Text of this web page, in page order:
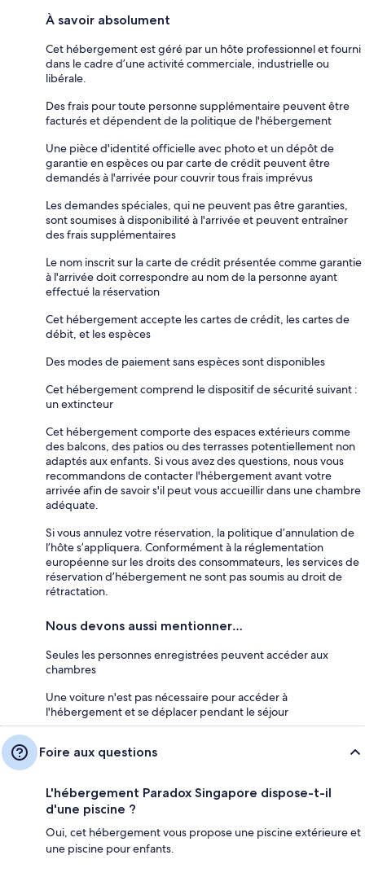
À savoir absolument
Cet hébergement est géré par un hôte professionnel et fourni
dans le cadre d’une activité commerciale, industrielle ou
libérale.
Des frais pour toute personne supplémentaire peuvent être
facturés et dépendent de la politique de l'hébergement
Une pièce d'identité officielle avec photo et un dépôt de
garantie en espèces ou par carte de crédit peuvent être
demandés à l'arrivée pour couvrir tous frais imprévus
Les demandes spéciales, qui ne peuvent pas être garanties,
sont soumises à disponibilité à l'arrivée et peuvent entraîner
des frais supplémentaires
Le nom inscrit sur la carte de crédit présentée comme garantie
à l'arrivée doit correspondre au nom de la personne ayant
effectué la réservation
Cet hébergement accepte les cartes de crédit, les cartes de
débit, et les espèces
Des modes de paiement sans espèces sont disponibles
Cet hébergement comprend le dispositif de sécurité suivant :
un extincteur
Cet hébergement comporte des espaces extérieurs comme
des balcons, des patios ou des terrasses potentiellement non
adaptés aux enfants. Si vous avez des questions, nous vous
recommandons de contacter l'hébergement avant votre
arrivée afin de savoir s'il peut vous accueillir dans une chambre
adéquate.
Si vous annulez votre réservation, la politique d’annulation de
l’hôte s’appliquera. Conformément à la réglementation
européenne sur les droits des consommateurs, les services de
réservation d’hébergement ne sont pas soumis au droit de
rétractation.
Nous devons aussi mentionner…
Seules les personnes enregistrées peuvent accéder aux
chambres
Une voiture n'est pas nécessaire pour accéder à
l'hébergement et se déplacer pendant le séjour
Foire aux questions
L'hébergement Paradox Singapore dispose-t-il
d'une piscine ?
Oui, cet hébergement vous propose une piscine extérieure et
une piscine pour enfants.